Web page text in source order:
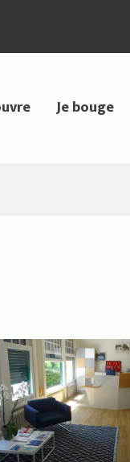
Je bouge